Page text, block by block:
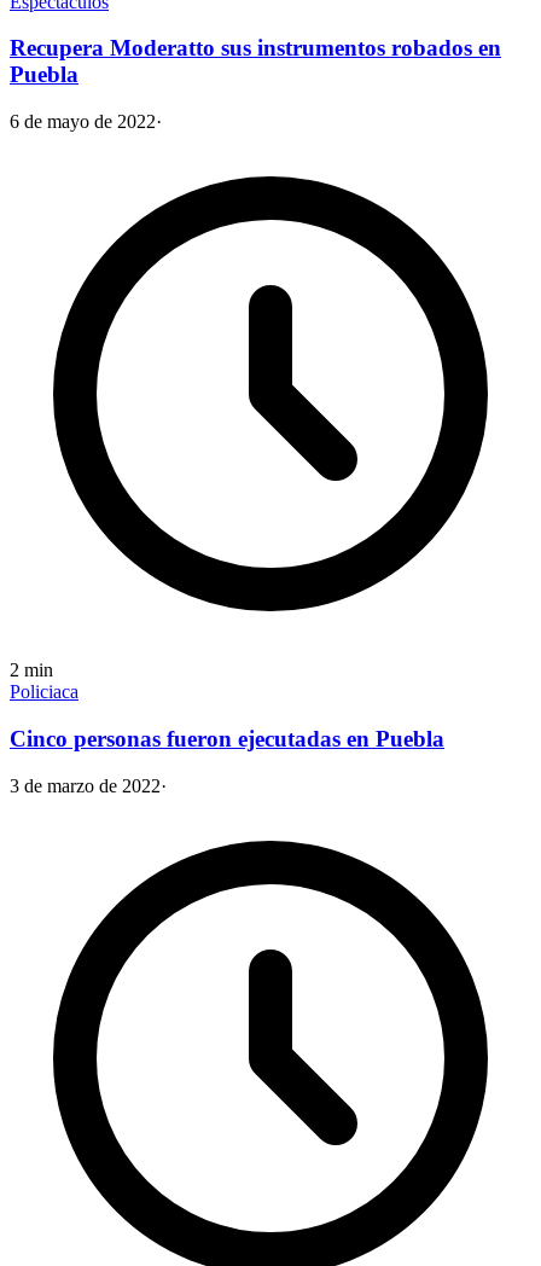
Recupera Moderatto sus instrumentos robados en
Puebla
6 de mayo de 2022·
2 min
Policiaca
Cinco personas fueron ejecutadas en Puebla
3 de marzo de 2022·